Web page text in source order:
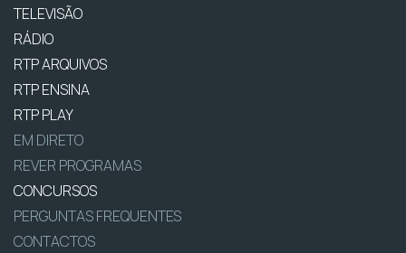
TELEVISÃO
RÁDIO
RTP ARQUIVOS
RTP ENSINA
RTP PLAY
EM DIRETO
REVER PROGRAMAS
CONCURSOS
PERGUNTAS FREQUENTES
CONTACTOS